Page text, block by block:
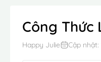
Công Thức
Happy Julie Cập nhật: